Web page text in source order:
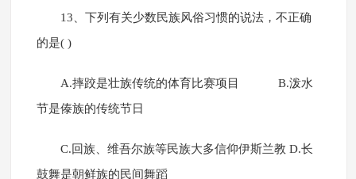
13、下列有关少数民族风俗习惯的说法，不正确
的是( )
A.摔跤是壮族传统的体育比赛项目 B.泼水
节是傣族的传统节日
C.回族、维吾尔族等民族大多信仰伊斯兰教 D.长
鼓舞是朝鲜族的民间舞蹈